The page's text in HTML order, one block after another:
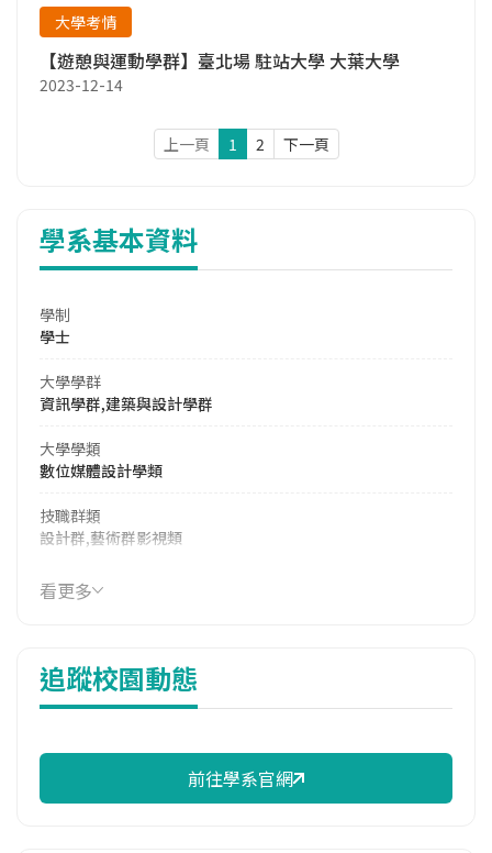
大學考情
【遊憩與運動學群】臺北場 駐站大學 大葉大學
2023-12-14
上一頁 1 2 下一頁
學系基本資料
學制
學士
大學學群
資訊學群,建築與設計學群
大學學類
數位媒體設計學類
技職群類
設計群,藝術群影視類
114年學費
39,330 元/學期
13,418 元/學期
114年註冊率
113學年度上學期
看更多
追蹤校園動態
前往學系官網